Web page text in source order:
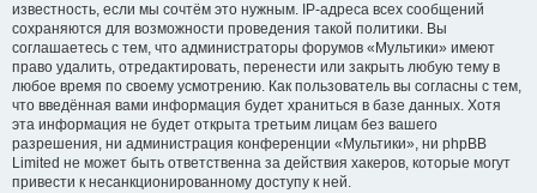
известность, если мы сочтём это нужным. IP-адреса всех сообщений
сохраняются для возможности проведения такой политики. Вы
соглашаетесь с тем, что администраторы форумов «Мультики» имеют
право удалить, отредактировать, перенести или закрыть любую тему в
любое время по своему усмотрению. Как пользователь вы согласны с тем,
что введённая вами информация будет храниться в базе данных. Хотя
эта информация не будет открыта третьим лицам без вашего
разрешения, ни администрация конференции «Мультики», ни phpBB
Limited не может быть ответственна за действия хакеров, которые могут
привести к несанкционированному доступу к ней.